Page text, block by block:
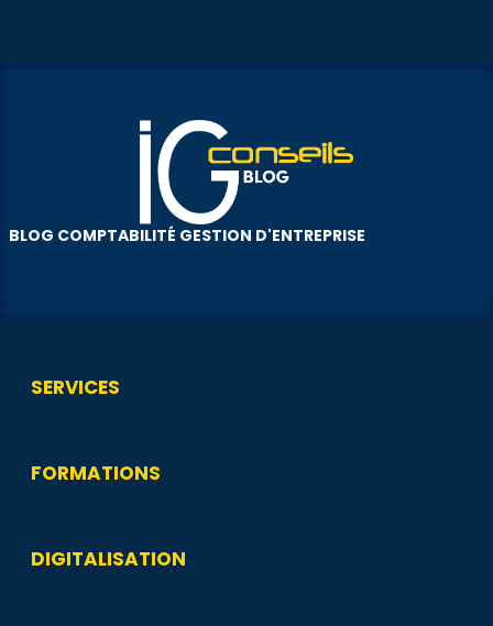
BLOG COMPTABILITÉ GESTION D'ENTREPRISE
SERVICES
FORMATIONS
DIGITALISATION